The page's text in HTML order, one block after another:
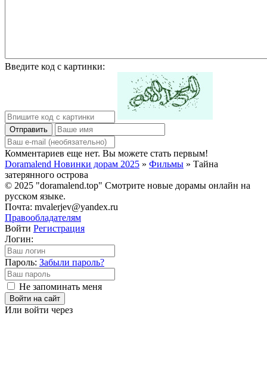
Введите код с картинки:
Отправить
Комментариев еще нет. Вы можете стать первым!
Doramalend Новинки дорам 2025 » Фильмы » Тайна
затерянного острова
© 2025 "doramalend.top" Смотрите новые дорамы онлайн на
русском языке.
Почта: mvalerjev@yandex.ru
Правообладателям
Войти Регистрация
Логин:
Пароль: Забыли пароль?
Не запоминать меня
Войти на сайт
Или войти через